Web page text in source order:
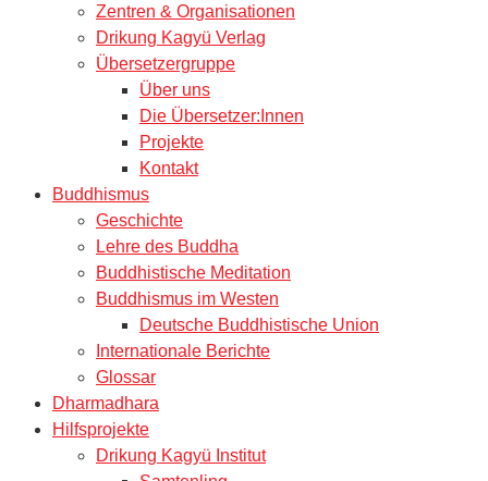
Zentren & Organisationen
Drikung Kagyü Verlag
Übersetzergruppe
Über uns
Die Übersetzer:Innen
Projekte
Kontakt
Buddhismus
Geschichte
Lehre des Buddha
Buddhistische Meditation
Buddhismus im Westen
Deutsche Buddhistische Union
Internationale Berichte
Glossar
Dharmadhara
Hilfsprojekte
Drikung Kagyü Institut